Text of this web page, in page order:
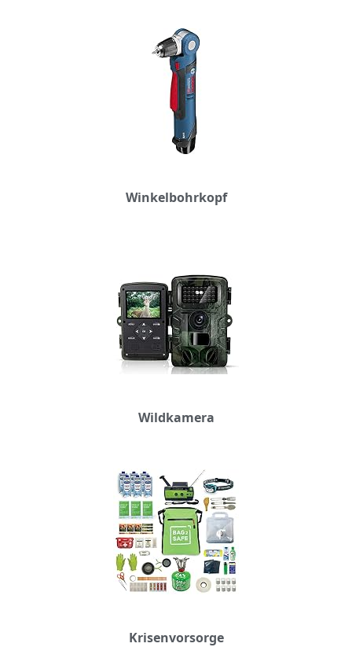
Winkelbohrkopf
Wildkamera
Krisenvorsorge